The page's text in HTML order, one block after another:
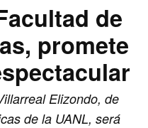
de
promete
Elizondo, de
de la UANL, será